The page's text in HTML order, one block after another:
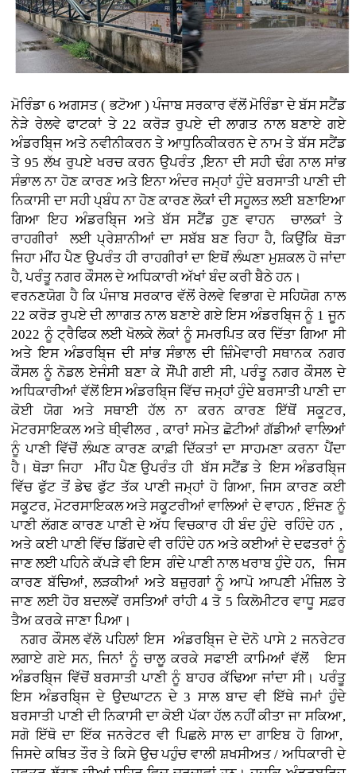
ਮੋਰਿੰਡਾ 6 ਅਗਸਤ ( ਭਟੋਆ )ਪੰਜਾਬ ਸਰਕਾਰ ਵੱਲੋਂ ਮੋਰਿੰਡਾ ਦੇ ਬੱਸ ਸਟੈਂਡ
ਨੇੜੇ ਰੇਲਵੇ ਫਾਟਕਾਂ ਤੇ 22 ਕਰੋੜ ਰੁਪਏ ਦੀ ਲਾਗਤ ਨਾਲ ਬਣਾਏ ਗਏ
ਅੰਡਰਬਿ੍ਜ ਅਤੇ ਨਵੀਨੀਕਰਨ ਤੇ ਆਧੁਨਿਕੀਕਰਨ ਦੇ ਨਾਮ ਤੇ ਬੱਸ ਸਟੈਂਡ
ਤੇ 95 ਲੱਖ ਰੁਪਏ ਖਰਚ ਕਰਨ ਉਪਰੰਤ ,ਇਨਾ ਦੀ ਸਹੀ ਢੰਗ ਨਾਲ ਸਾਂਭ
ਸੰਭਾਲ ਨਾ ਹੋਣ ਕਾਰਣ ਅਤੇ ਇਨਾ ਅੰਦਰ ਜਮ੍ਹਾਂ ਹੁੰਦੇ ਬਰਸਾਤੀ ਪਾਣੀ ਦੀ
ਨਿਕਾਸੀ ਦਾ ਸਹੀ ਪ੍ਬੰਧ ਨਾ ਹੋਣ ਕਾਰਣ ਲੋਕਾਂ ਦੀ ਸਹੂਲਤ ਲਈ ਬਣਾਇਆ
ਗਿਆ ਇਹ ਅੰਡਰਬਿ੍ਜ ਅਤੇ ਬੱਸ ਸਟੈਂਡ ਹੁਣ ਵਾਹਨ ਚਾਲਕਾਂ ਤੇ
ਰਾਹਗੀਰਾਂ ਲਈ ਪ੍ਰੇਸ਼ਾਨੀਆਂ ਦਾ ਸਬੱਬ ਬਣ ਰਿਹਾ ਹੈ, ਕਿਉਂਕਿ ਥੋੜਾ
ਜਿਹਾ ਮੀਂਹ ਪੈਣ ਉਪਰੰਤ ਹੀ ਰਾਹਗੀਰਾਂ ਦਾ ਇਥੋਂ ਲੰਘਣਾ ਮੁਸ਼ਕਲ ਹੋ ਜਾਂਦਾ
ਹੈ, ਪਰੰਤੂ ਨਗਰ ਕੌਸਲ ਦੇ ਅਧਿਕਾਰੀ ਅੱਖਾਂ ਬੰਦ ਕਰੀ ਬੈਠੇ ਹਨ।
ਵਰਨਣਯੋਗ ਹੈ ਕਿ ਪੰਜਾਬ ਸਰਕਾਰ ਵੱਲੋਂ ਰੇਲਵੇ ਵਿਭਾਗ ਦੇ ਸਹਿਯੋਗ ਨਾਲ
22 ਕਰੋੜ ਰੁਪਏ ਦੀ ਲਾਾਗਤ ਨਾਲ ਬਣਾਏ ਗਏ ਇਸ ਅੰਡਰਬਿ੍ਜ ਨੂੰ 1 ਜੂਨ
2022 ਨੂੰ ਟ੍ਰੈਫਿਕ ਲਈ ਖੋਲਕੇ ਲੋਕਾਂ ਨੂੰ ਸਮਰਪਿਤ ਕਰ ਦਿੱਤਾ ਗਿਆ ਸੀ
ਅਤੇ ਇਸ ਅੰਡਰਬਿ੍ਜ ਦੀ ਸਾਂਭ ਸੰਭਾਲ ਦੀ ਜ਼ਿੰਮੇਵਾਰੀ ਸਥਾਨਕ ਨਗਰ
ਕੌਸਲ ਨੂੰ ਨੋਡਲ ਏਜੰਸੀ ਬਣਾ ਕੇ ਸੌਂਪੀ ਗਈ ਸੀ, ਪਰੰਤੂ ਨਗਰ ਕੌਸਲ ਦੇ
ਅਧਿਕਾਰੀਆਂ ਵੱਲੋਂ ਇਸ ਅੰਡਰਬਿ੍ਜ ਵਿੱਚ ਜਮ੍ਹਾਂ ਹੁੰਦੇ ਬਰਸਾਤੀ ਪਾਣੀ ਦਾ
ਕੋਈ ਯੋਗ ਅਤੇ ਸਥਾਈ ਹੱਲ ਨਾ ਕਰਨ ਕਾਰਣ ਇੱਥੋਂ ਸਕੂਟਰ,
ਮੋਟਰਸਾਇਕਲ ਅਤੇ ਥੀ੍ਵੀਲਰ , ਕਾਰਾਂਸਮੇਤ ਛੋਟੀਆਂ ਗੱਡੀਆਂ ਵਾਲਿਆਂ
ਨੂੰ ਪਾਣੀ ਵਿੱਚੋਂ ਲੰਘਣ ਕਾਰਣ ਕਾਫ਼ੀ ਦਿੱਕਤਾਂ ਦਾ ਸਾਹਮਣਾ ਕਰਨਾ ਪੈਂਦਾ
ਹੈ। ਥੋੜਾ ਜਿਹਾ ਮੀਂਹ ਪੈਣ ਉਪਰੰਤ ਹੀ ਬੱਸ ਸਟੈਂਡ ਤੇ ਇਸ ਅੰਡਰਬਿ੍ਜ
ਵਿੱਚ ਫੁੱਟ ਤੋਂ ਡੇਢ ਫੁੱਟ ਤੱਕ ਪਾਣੀ ਜਮ੍ਹਾਂ ਹੋ ਗਿਆ, ਜਿਸ ਕਾਰਣ ਕਈ
ਸਕੂਟਰ, ਮੋਟਰਸਾਇਕਲ ਅਤੇ ਸਕੂਟਰੀਆਂ ਵਾਲਿਆਂ ਦੇ ਵਾਹਨ , ਇੰਜਣ ਨੂੰ
ਪਾਣੀ ਲੱਗਣ ਕਾਰਣ ਪਾਣੀ ਦੇ ਅੱਧ ਵਿਚਕਾਰ ਹੀ ਬੰਦ ਹੁੰਦੇ ਰਹਿੰਦੇ ਹਨ ,
ਅਤੇ ਕਈ ਪਾਣੀ ਵਿੱਚ ਡਿੱਗਦੇ ਵੀ ਰਹਿੰਦੇ ਹਨ ਅਤੇ ਕਈਆਂ ਦੇ ਦਫਤਰਾਂ ਨੂੰ
ਜਾਣ ਲਈ ਪਹਿਨੇ ਕੱਪੜੇ ਵੀ ਇਸ ਗੰਦੇ ਪਾਣੀ ਨਾਲ ਖਰਾਬ ਹੁੰਦੇ ਹਨ, ਜਿਸ
ਕਾਰਣ ਬੱਚਿਆਂ, ਲੜਕੀਆਂ ਅਤੇ ਬਜ਼ੁਰਗਾਂ ਨੂੰ ਆਪੋ ਆਪਣੀ ਮੰਜ਼ਿਲ ਤੇ
ਜਾਣ ਲਈ ਹੋਰ ਬਦਲਵੇਂ ਰਸਤਿਆਂ ਰਾਂਹੀ 4 ਤੋ 5 ਕਿਲੋਮੀਟਰ ਵਾਧੂ ਸਫ਼ਰ
ਤੈਅ ਕਰਕੇ ਜਾਣਾ ਪਿਆ।
ਨਗਰ ਕੌਸਲ ਵੱਲੋ ਪਹਿਲਾਂ ਇਸ ਅੰਡਰਬਿ੍ਜ ਦੇ ਦੋਨੋ ਪਾਸੇ 2 ਜਨਰੇਟਰ
ਲਗਾਏ ਗਏ ਸਨ, ਜਿਨਾਂ ਨੂੰ ਚਾਲੂ ਕਰਕੇ ਸਫਾਈ ਕਾਮਿਆਂ ਵੱਲੋਂ ਇਸ
ਅੰਡਰਬਿ੍ਜ ਵਿੱਚੋਂ ਬਰਸਾਤੀ ਪਾਣੀ ਨੂੰ ਬਾਹਰ ਕੱਢਿਆ ਜਾਂਦਾ ਸੀ। ਪਰੰਤੂ
ਇਸ ਅੰਡਰਬਿ੍ਜ ਦੇ ਉਦਘਾਟਨ ਦੇ 3 ਸਾਲ ਬਾਦ ਵੀ ਇੱਥੇ ਜਮਾਂ ਹੁੰਦੇ
ਬਰਸਾਤੀ ਪਾਣੀ ਦੀ ਨਿਕਾਸੀ ਦਾ ਕੋਈ ਪੱਕਾ ਹੱਲ ਨਹੀਂ ਕੀਤਾ ਜਾ ਸਕਿਆ,
ਸਗੋ ਇੱਥੋ ਦਾ ਇੱਕ ਜਨਰੇਟਰ ਵੀ ਪਿਛਲੇ ਸਾਲ ਦਾ ਗਾਇਬ ਹੋ ਗਿਆ,
ਜਿਸਦੇ ਕਥਿਤ ਤੌਰ ਤੇ ਕਿਸੇ ਉਚ ਪਹੁੰਚ ਵਾਲੀ ਸ਼ਖਸੀਅਤ / ਅਧਿਕਾਰੀ ਦੇ